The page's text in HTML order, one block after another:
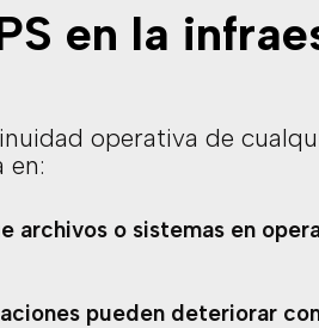
en la
operativa de
en:
archivos o sistemas en
pueden deteriorar